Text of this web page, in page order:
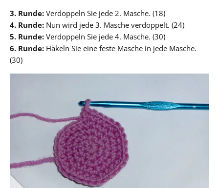
3. Runde: Verdoppeln Sie jede 2. Masche. (18)
4. Runde: Nun wird jede 3. Masche verdoppelt. (24)
5. Runde: Verdoppeln Sie jede 4. Masche. (30)
6. Runde: Häkeln Sie eine feste Masche in jede Masche.
(30)